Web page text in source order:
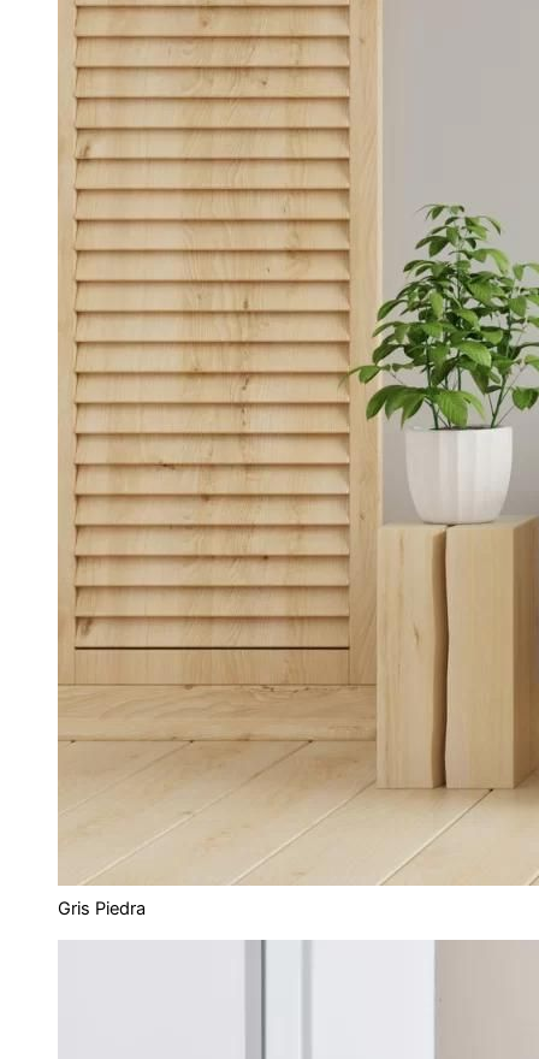
Gris Piedra